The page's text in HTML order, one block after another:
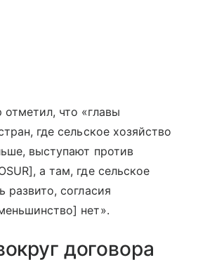
что «главы
где сельское хозяйство
выступают против
а там, где сельское
развито, согласия
нет».
договора